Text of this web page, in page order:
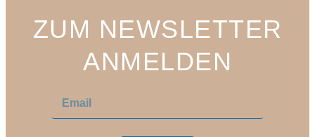
ZUM NEWSLETTER
ANMELDEN
a